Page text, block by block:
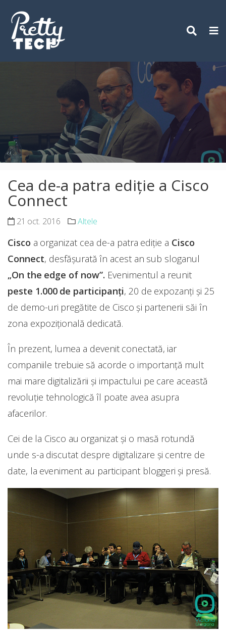
content
Cea de-a patra ediție a Cisco
Connect
21 oct. 2016 Altele
Cisco a organizat cea de-a patra ediție a Cisco
Connect, desfășurată în acest an sub sloganul
„On the edge of now”. Evenimentul a reunit
peste 1.000 de participanți, 20 de expozanți și 25
de demo-uri pregătite de Cisco și partenerii săi în
zona expozițională dedicată.
În prezent, lumea a devenit conectată, iar
companiile trebuie să acorde o importanță mult
mai mare digitalizării și impactului pe care această
revoluție tehnologică îl poate avea asupra
afacerilor.
Cei de la Cisco au organizat și o masă rotundă
unde s-a discutat despre digitalizare și centre de
date, la eveniment au participant bloggeri și presă.